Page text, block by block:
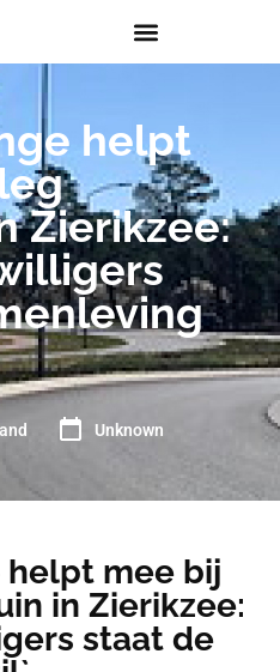
helpt
Zierikzee:
Unknown
helpt mee bij
in Zierikzee:
staat de